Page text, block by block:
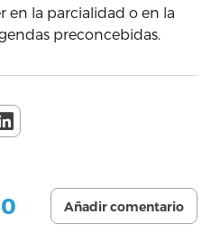
en la parcialidad o en la
preconcebidas.
0 Añadir comentario